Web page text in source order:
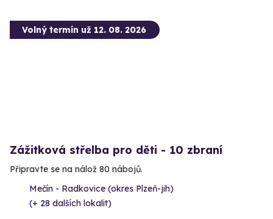
Volný termín už 12. 08. 2026
Zážitková střelba pro děti - 10 zbraní
Připravte se na nálož 80 nábojů.
Mečín - Radkovice (okres Plzeň-jih)
(+ 28 dalších lokalit)